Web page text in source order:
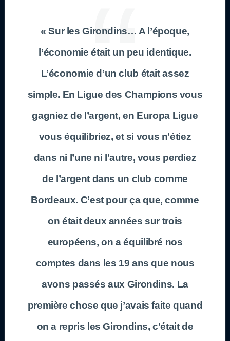
« Sur les Girondins… A l’époque,
l’économie était un peu identique.
L’économie d’un club était assez
simple. En Ligue des Champions vous
gagniez de l’argent, en Europa Ligue
vous équilibriez, et si vous n’étiez
dans ni l’une ni l’autre, vous perdiez
de l’argent dans un club comme
Bordeaux. C’est pour ça que, comme
on était deux années sur trois
européens, on a équilibré nos
comptes dans les 19 ans que nous
avons passés aux Girondins. La
première chose que j’avais faite quand
on a repris les Girondins, c’était de